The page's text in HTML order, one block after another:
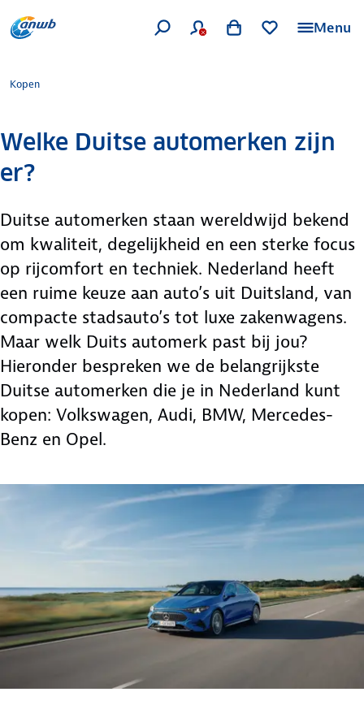
Menu
Kopen
Welke Duitse automerken zijn
er?
Duitse automerken staan wereldwijd bekend
om kwaliteit, degelijkheid en een sterke focus
op rijcomfort en techniek. Nederland heeft
een ruime keuze aan auto’s uit Duitsland, van
compacte stadsauto’s tot luxe zakenwagens.
Maar welk Duits automerk past bij jou?
Hieronder bespreken we de belangrijkste
Duitse automerken die je in Nederland kunt
kopen: Volkswagen, Audi, BMW, Mercedes-
Benz en Opel.